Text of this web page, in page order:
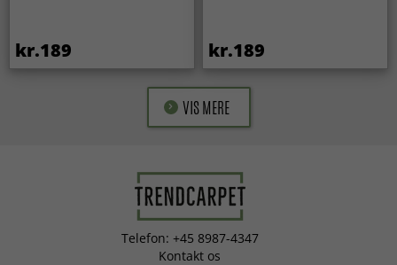
kr.189 kr.189
VIS MERE
Telefon: +45 8987-4347
Kontakt os